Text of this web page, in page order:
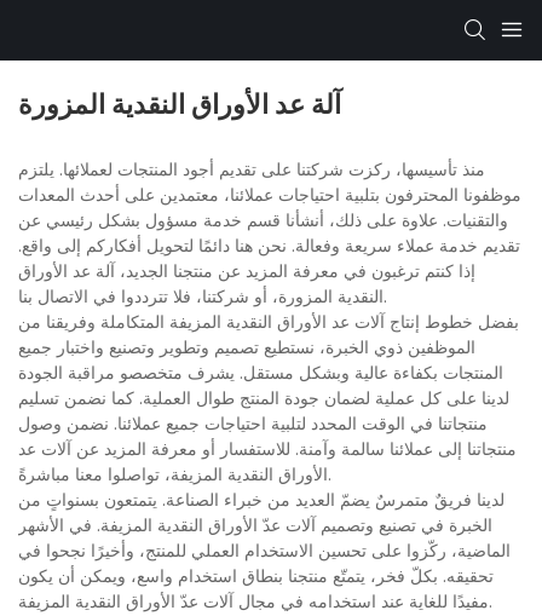
آلة عد الأوراق النقدية المزورة
منذ تأسيسها، ركزت شركتنا على تقديم أجود المنتجات لعملائها. يلتزم
موظفونا المحترفون بتلبية احتياجات عملائنا، معتمدين على أحدث المعدات
والتقنيات. علاوة على ذلك، أنشأنا قسم خدمة مسؤول بشكل رئيسي عن
تقديم خدمة عملاء سريعة وفعالة. نحن هنا دائمًا لتحويل أفكاركم إلى واقع.
إذا كنتم ترغبون في معرفة المزيد عن منتجنا الجديد، آلة عد الأوراق
النقدية المزورة، أو شركتنا، فلا تترددوا في الاتصال بنا.
بفضل خطوط إنتاج آلات عد الأوراق النقدية المزيفة المتكاملة وفريقنا من
الموظفين ذوي الخبرة، نستطيع تصميم وتطوير وتصنيع واختبار جميع
المنتجات بكفاءة عالية وبشكل مستقل. يشرف متخصصو مراقبة الجودة
لدينا على كل عملية لضمان جودة المنتج طوال العملية. كما نضمن تسليم
منتجاتنا في الوقت المحدد لتلبية احتياجات جميع عملائنا. نضمن وصول
منتجاتنا إلى عملائنا سالمة وآمنة. للاستفسار أو معرفة المزيد عن آلات عد
الأوراق النقدية المزيفة، تواصلوا معنا مباشرةً.
لدينا فريقٌ متمرسٌ يضمّ العديد من خبراء الصناعة. يتمتعون بسنواتٍ من
الخبرة في تصنيع وتصميم آلات عدّ الأوراق النقدية المزيفة. في الأشهر
الماضية، ركّزوا على تحسين الاستخدام العملي للمنتج، وأخيرًا نجحوا في
تحقيقه. بكلّ فخر، يتمتّع منتجنا بنطاق استخدام واسع، ويمكن أن يكون
مفيدًا للغاية عند استخدامه في مجال آلات عدّ الأوراق النقدية المزيفة.